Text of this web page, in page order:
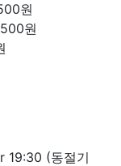
원
원
19:30 (동절기